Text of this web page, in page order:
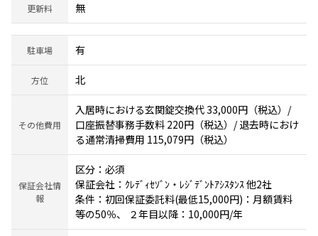
更新料 無
駐車場 有
方位 北
その他費用
入居時における玄関錠交換代 33,000円（税込）/
口座振替事務手数料 220円（税込）/ 退去時におけ
る通常清掃費用 115,079円（税込）
保証会社情
報
区分：必須
保証会社：ｸﾚﾃﾞｨｾｿﾞﾝ・ﾚｼﾞﾃﾞﾝﾄｱｼｽﾀﾝｽ 他2社
条件：初回保証委託料(最低15,000円)：月額賃料
等の50％、 ２年目以降：10,000円/年